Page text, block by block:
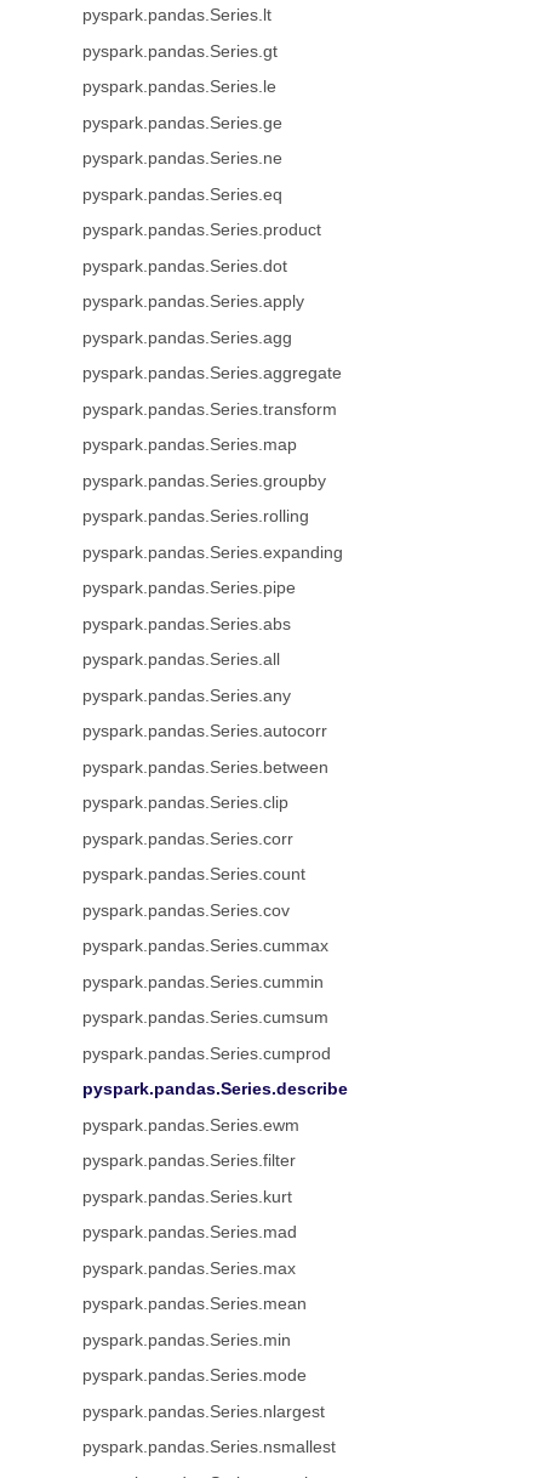
pyspark.pandas.Series.lt
pyspark.pandas.Series.gt
pyspark.pandas.Series.le
pyspark.pandas.Series.ge
pyspark.pandas.Series.ne
pyspark.pandas.Series.eq
pyspark.pandas.Series.product
pyspark.pandas.Series.dot
pyspark.pandas.Series.apply
pyspark.pandas.Series.agg
pyspark.pandas.Series.aggregate
pyspark.pandas.Series.transform
pyspark.pandas.Series.map
pyspark.pandas.Series.groupby
pyspark.pandas.Series.rolling
pyspark.pandas.Series.expanding
pyspark.pandas.Series.pipe
pyspark.pandas.Series.abs
pyspark.pandas.Series.all
pyspark.pandas.Series.any
pyspark.pandas.Series.autocorr
pyspark.pandas.Series.between
pyspark.pandas.Series.clip
pyspark.pandas.Series.corr
pyspark.pandas.Series.count
pyspark.pandas.Series.cov
pyspark.pandas.Series.cummax
pyspark.pandas.Series.cummin
pyspark.pandas.Series.cumsum
pyspark.pandas.Series.cumprod
pyspark.pandas.Series.describe
pyspark.pandas.Series.ewm
pyspark.pandas.Series.filter
pyspark.pandas.Series.kurt
pyspark.pandas.Series.mad
pyspark.pandas.Series.max
pyspark.pandas.Series.mean
pyspark.pandas.Series.min
pyspark.pandas.Series.mode
pyspark.pandas.Series.nlargest
pyspark.pandas.Series.nsmallest